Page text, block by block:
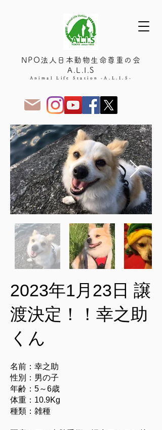
NPO法人日本動物生命尊重の会
A.L.I.S
Animal Life Station -A.L.I.S-
2023年1月23日 譲
渡決定！！幸之助
くん
名前：幸之助
性別：男の子
年齢：5～6歳
体重：10.9Kg
種類：雑種